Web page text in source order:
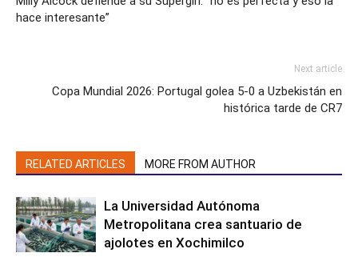
hace interesante”
Next article
Copa Mundial 2026: Portugal golea 5-0 a Uzbekistán en
histórica tarde de CR7
RELATED ARTICLES MORE FROM AUTHOR
La Universidad Autónoma
Metropolitana crea santuario de
ajolotes en Xochimilco